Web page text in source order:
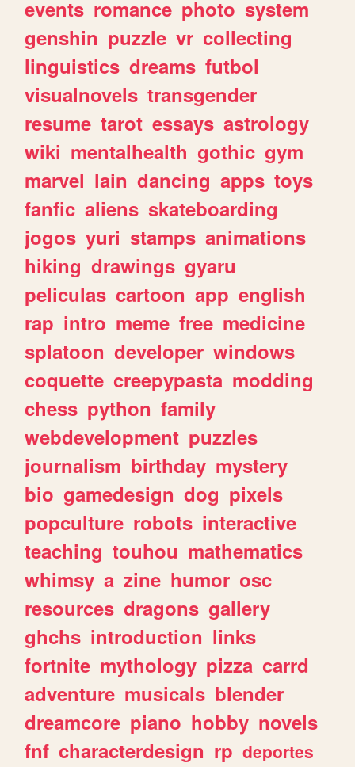
events romance photo system
genshin puzzle vr collecting
linguistics dreams futbol
visualnovels transgender
resume tarot essays astrology
wiki mentalhealth gothic gym
marvel lain dancing apps toys
fanfic aliens skateboarding
jogos yuri stamps animations
hiking drawings gyaru
peliculas cartoon app english
rap intro meme free medicine
splatoon developer windows
coquette creepypasta modding
chess python family
webdevelopment puzzles
journalism birthday mystery
bio gamedesign dog pixels
popculture robots interactive
teaching touhou mathematics
whimsy a zine humor osc
resources dragons gallery
ghchs introduction links
fortnite mythology pizza carrd
adventure musicals blender
dreamcore piano hobby novels
fnf characterdesign rp deportes